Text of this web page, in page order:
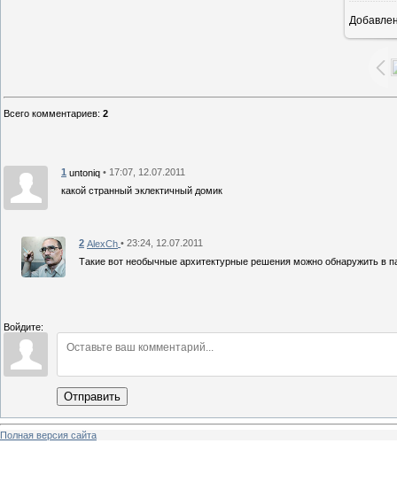
Всего комментариев: 2
1 untoniq • 17:07, 12.07.2011
какой странный эклектичный домик
2 AlexCh • 23:24, 12.07.2011
Такие вот необычные архитектурные решения можно обнаружить в
Войдите:
Отправить
Полная версия сайта